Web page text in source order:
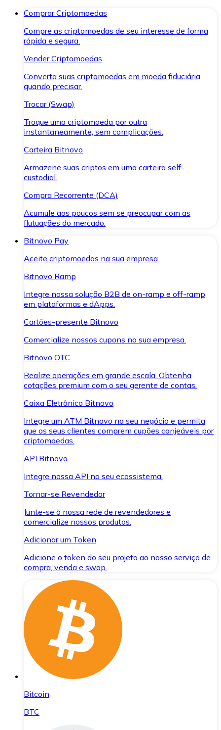
Comprar Criptomoedas
Compre as criptomoedas de seu interesse de forma
rápida e segura.
Vender Criptomoedas
Converta suas criptomoedas em moeda fiduciária
quando precisar.
Trocar (Swap)
Troque uma criptomoeda por outra
instantaneamente, sem complicações.
Carteira Bitnovo
Armazene suas criptos em uma carteira self-
custodial.
Compra Recorrente (DCA)
Acumule aos poucos sem se preocupar com as
flutuações do mercado.
Bitnovo Pay
Aceite criptomoedas na sua empresa.
Bitnovo Ramp
Integre nossa solução B2B de on-ramp e off-ramp
em plataformas e dApps.
Cartões-presente Bitnovo
Comercialize nossos cupons na sua empresa.
Bitnovo OTC
Realize operações em grande escala. Obtenha
cotações premium com o seu gerente de contas.
Caixa Eletrônico Bitnovo
Integre um ATM Bitnovo no seu negócio e permita
que os seus clientes comprem cupões canjeáveis por
criptomoedas.
API Bitnovo
Integre nossa API no seu ecossistema.
Tornar-se Revendedor
Junte-se à nossa rede de revendedores e
comercialize nossos produtos.
Adicionar um Token
Adicione o token do seu projeto ao nosso serviço de
compra, venda e swap.
Bitcoin
BTC